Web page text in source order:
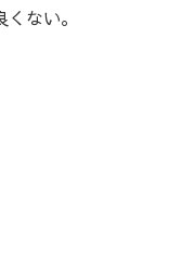
ない。